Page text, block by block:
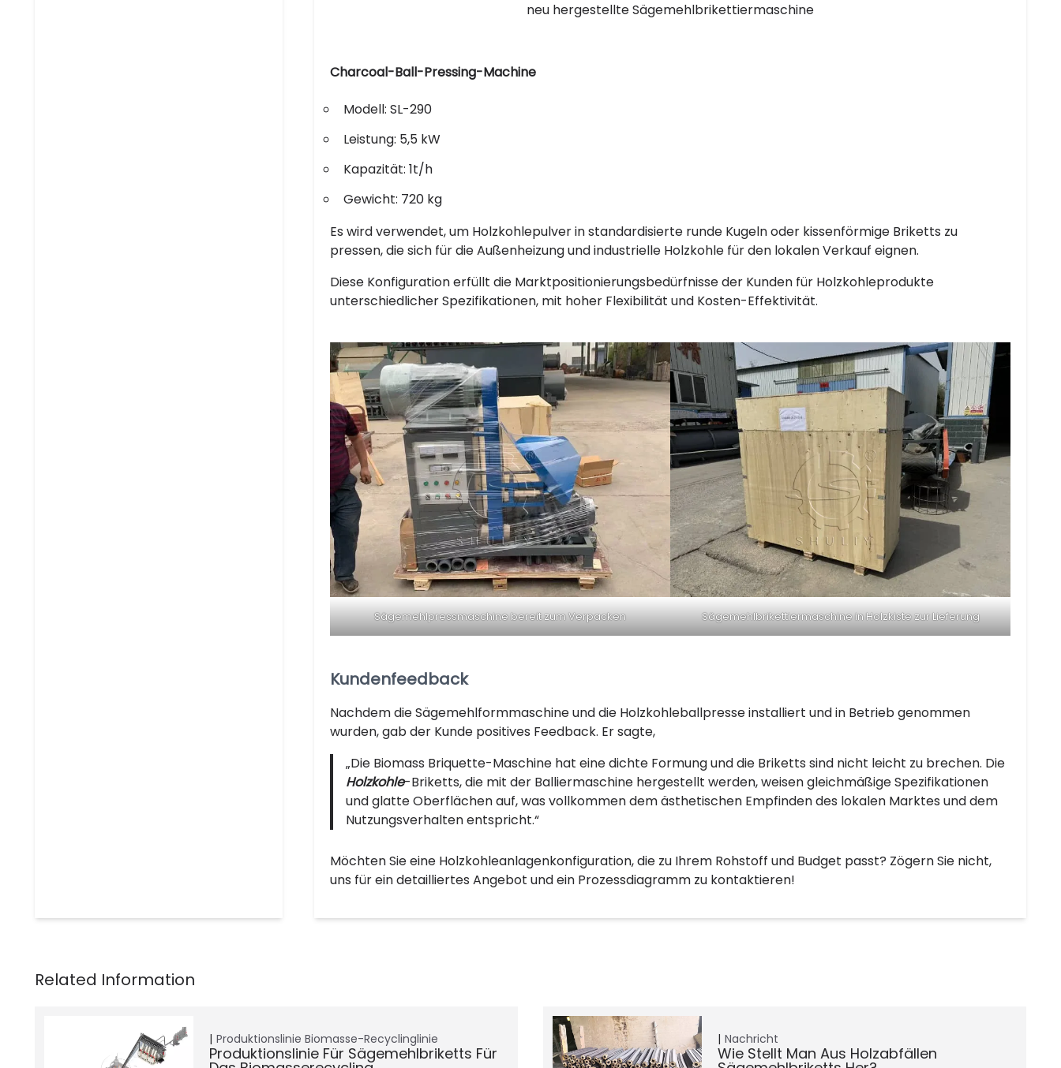
neu hergestellte Sägemehlbrikettiermaschine
Charcoal-Ball-Pressing-Machine
Modell: SL-290
Leistung: 5,5 kW
Kapazität: 1t/h
Gewicht: 720 kg
Es wird verwendet, um Holzkohlepulver in standardisierte runde Kugeln oder kissenförmige Briketts zu
pressen, die sich für die Außenheizung und industrielle Holzkohle für den lokalen Verkauf eignen.
Diese Konfiguration erfüllt die Marktpositionierungsbedürfnisse der Kunden für Holzkohleprodukte
unterschiedlicher Spezifikationen, mit hoher Flexibilität und Kosten-Effektivität.
Sägemehlpressmaschine bereit zum Verpacken Sägemehlbrikettiermaschine in Holzkiste zur Lieferung
Kundenfeedback
Nachdem die Sägemehlformmaschine und die Holzkohleballpresse installiert und in Betrieb genommen
wurden, gab der Kunde positives Feedback. Er sagte,
„Die Biomass Briquette-Maschine hat eine dichte Formung und die Briketts sind nicht leicht zu brechen. Die
Holzkohle-Briketts, die mit der Balliermaschine hergestellt werden, weisen gleichmäßige Spezifikationen
und glatte Oberflächen auf, was vollkommen dem ästhetischen Empfinden des lokalen Marktes und dem
Nutzungsverhalten entspricht.“
Möchten Sie eine Holzkohleanlagenkonfiguration, die zu Ihrem Rohstoff und Budget passt? Zögern Sie nicht,
uns für ein detailliertes Angebot und ein Prozessdiagramm zu kontaktieren!
Produktionslinie Biomasse-Recyclinglinie
Produktionslinie Für Sägemehlbriketts Für
Nachricht
Wie Stellt Man Aus Holzabfällen